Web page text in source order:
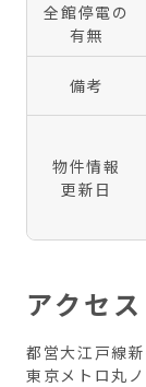
全館停電の
有無
備考
物件情報
更新日
アクセス
都営大江戸線
東京メトロ丸